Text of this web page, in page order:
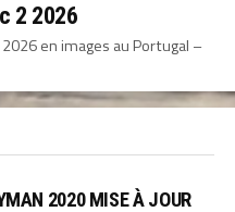
2 2026
en images au Portugal –
2020 MISE À JOUR